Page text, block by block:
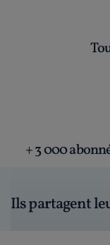
+ 3 000
Ils partagent